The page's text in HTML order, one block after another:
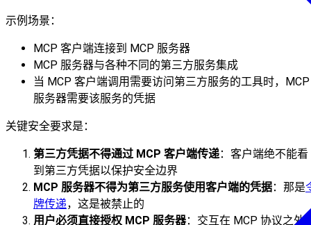
示例场景：
MCP 客户端连接到 MCP 服务器
MCP 服务器与各种不同的第三方服务集成
当 MCP 客户端调用需要访问第三方服务的工具时，MCP
服务器需要该服务的凭据
关键安全要求是：
第三方凭据不得通过 MCP 客户端传递：客户端绝不能看
到第三方凭据以保护安全边界
MCP 服务器不得为第三方服务使用客户端的凭据：那是
牌传递，这是被禁止的
用户必须直接授权 MCP 服务器：交互在 MCP 协议之外